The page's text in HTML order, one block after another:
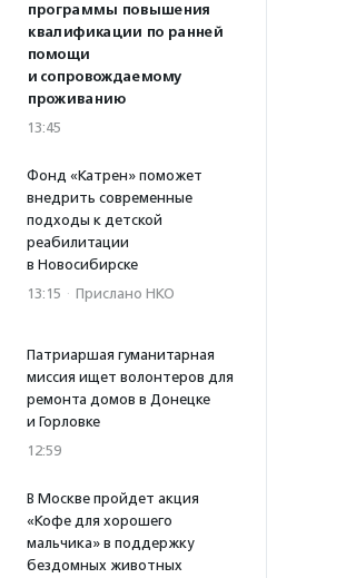
программы повышения
квалификации по ранней
помощи
и сопровождаемому
проживанию
13:45
Фонд «Катрен» поможет
внедрить современные
подходы к детской
реабилитации
в Новосибирске
13:15 · Прислано НКО
Патриаршая гуманитарная
миссия ищет волонтеров для
ремонта домов в Донецке
и Горловке
12:59
В Москве пройдет акция
«Кофе для хорошего
мальчика» в поддержку
бездомных животных